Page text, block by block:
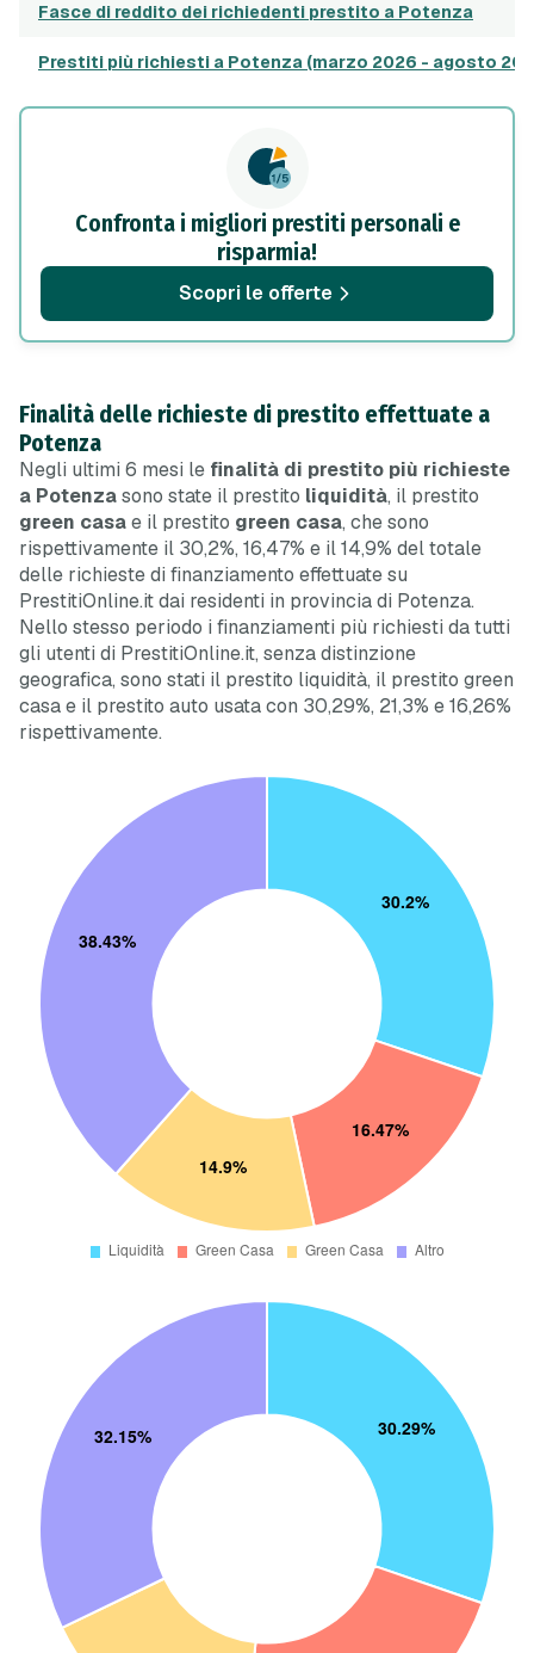
Fasce di reddito dei richiedenti prestito a Potenza
Prestiti più richiesti a Potenza (marzo 2026 - agosto
Confronta i migliori prestiti personali e
risparmia!
Scopri le offerte
Finalità delle richieste di prestito effettuate a
Potenza
Negli ultimi 6 mesi le finalità di prestito più richieste
a Potenzasono state il prestito liquidità, il prestito
green casae il prestito green casa, che sono
rispettivamente il 30,2%, 16,47% e il 14,9% del totale
delle richieste di finanziamento effettuate su
PrestitiOnline.it dai residenti in provincia di Potenza.
Nello stesso periodo i finanziamenti più richiesti da tutti
gli utenti di PrestitiOnline.it, senza distinzione
geografica, sono stati il prestito liquidità, il prestito green
casa e il prestito auto usata con 30,29%, 21,3% e 16,26%
rispettivamente.